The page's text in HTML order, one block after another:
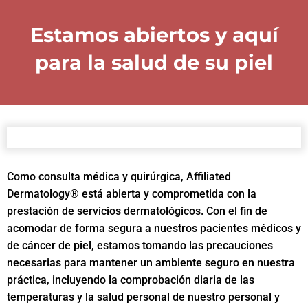
Estamos abiertos y aquí
para la salud de su piel
Como consulta médica y quirúrgica, Affiliated
Dermatology® está abierta y comprometida con la
prestación de servicios dermatológicos. Con el fin de
acomodar de forma segura a nuestros pacientes médicos y
de cáncer de piel, estamos tomando las precauciones
necesarias para mantener un ambiente seguro en nuestra
práctica, incluyendo la comprobación diaria de las
temperaturas y la salud personal de nuestro personal y